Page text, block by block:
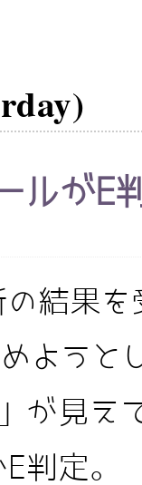
ルがE
結果を
ようと
が見え
E判定